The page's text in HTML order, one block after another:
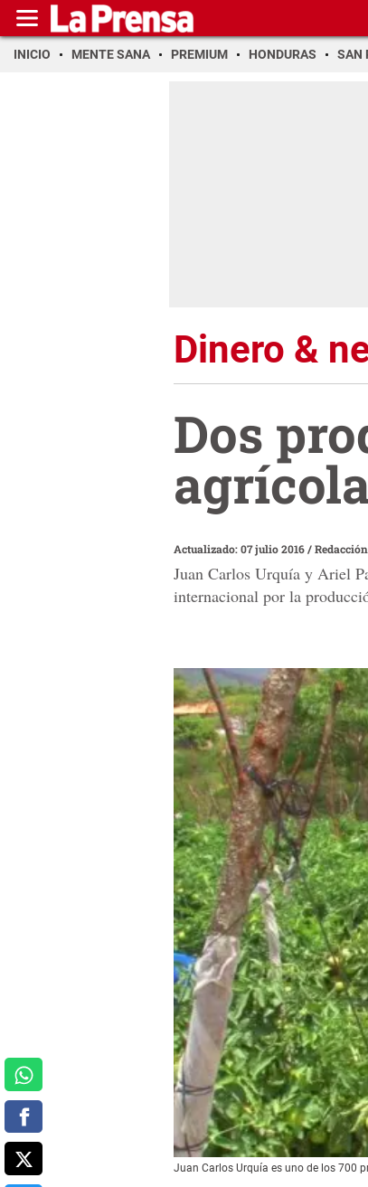
INICIO MENTE SANA PREMIUM HONDURAS SAN
Dinero &
Dos
Actualizado: 07 julio 2016/Redacción
Juan Carlos Urquía y Ariel
internacional por la
Juan Carlos Urquía es uno de los 700